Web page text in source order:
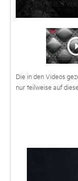
Die in den Videos
nur teilweise auf